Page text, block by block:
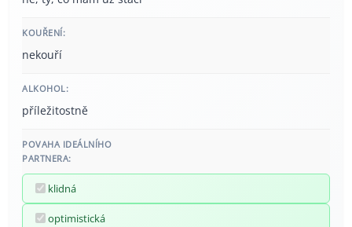
KOUŘENÍ:
nekouří
ALKOHOL:
příležitostně
POVAHA IDEÁLNÍHO
PARTNERA:
klidná
optimistická